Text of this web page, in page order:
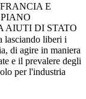
E
AIUTI DI STATO
lasciando liberi i
di agire in maniera
e il prevalere degli
per l'industria